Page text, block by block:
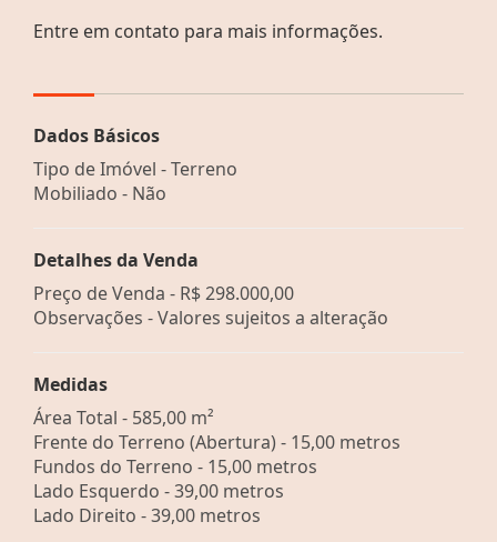
Entre em contato para mais informações.
Dados Básicos
Tipo de Imóvel - Terreno
Mobiliado - Não
Detalhes da Venda
Preço de Venda - R$ 298.000,00
Observações - Valores sujeitos a alteração
Medidas
Área Total - 585,00 m²
Frente do Terreno (Abertura) - 15,00 metros
Fundos do Terreno - 15,00 metros
Lado Esquerdo - 39,00 metros
Lado Direito - 39,00 metros